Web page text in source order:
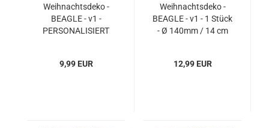
Weihnachtsdeko -
BEAGLE - v1 -
PERSONALISIERT
9,99 EUR
Weihnachtsdeko -
BEAGLE - v1 - 1 Stück
- Ø 140mm / 14 cm
12,99 EUR